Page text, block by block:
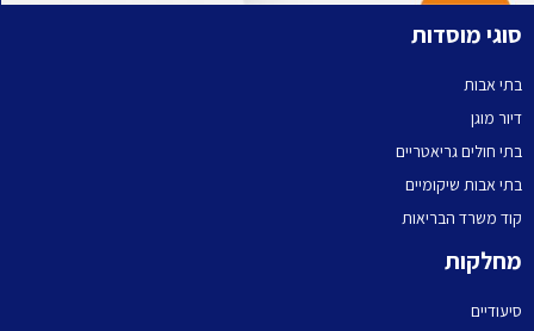
סוגי מוסדות
בתי אבות
דיור מוגן
בתי חולים גריאטריים
בתי אבות שיקומיים
קוד משרד הבריאות
מחלקות
סיעודיים